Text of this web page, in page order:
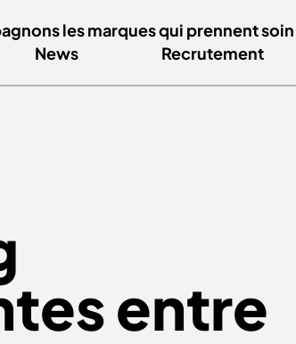
les marques qui prennent
News Recrutement
entre